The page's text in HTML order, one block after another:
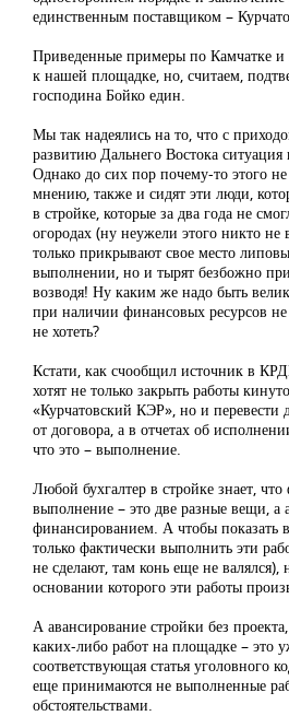
единственным поставщиком –
Приведенные примеры по Камчатке и
к нашей площадке, но, считаем,
господина Бойко един.
Мы так надеялись на то, что с
развитию Дальнего Востока
Однако до сих пор почему-то этого
мнению, также и сидят эти люди,
в стройке, которые за два года не
огородах (ну неужели этого никто не
только прикрывают свое место
выполнении, но и тырят безбожно
возводя! Ну каким же надо быть
при наличии финансовых ресурсов
не хотеть?
Кстати, как счообщил источник в
хотят не только закрыть работы
«Курчатовский КЭР», но и перевести
от договора, а в отчетах об
что это – выполнение.
Любой бухгалтер в стройке знает,
выполнение – это две разные вещи, а
финансированием. А чтобы показать
только фактически выполнить эти
не сделают, там конь еще не валялся),
основании которого эти работы
А авансирование стройки без
каких-либо работ на площадке – это
соответствующая статья уголовного
еще принимаются не выполненные
обстоятельствами.